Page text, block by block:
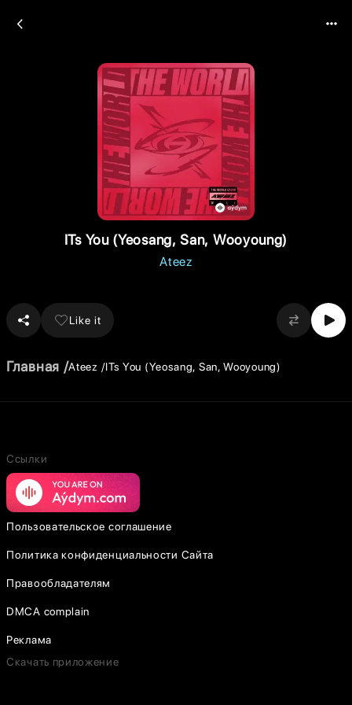
ITs You (Yeosang, San, Wooyoung)
Ateez
Like it
Главная Ateez ITs You (Yeosang, San, Wooyoung)
Ссылки
Пользовательское соглашение
Политика конфиденциальности Сайта
Правообладателям
DMCA complain
Реклама
Скачать приложение